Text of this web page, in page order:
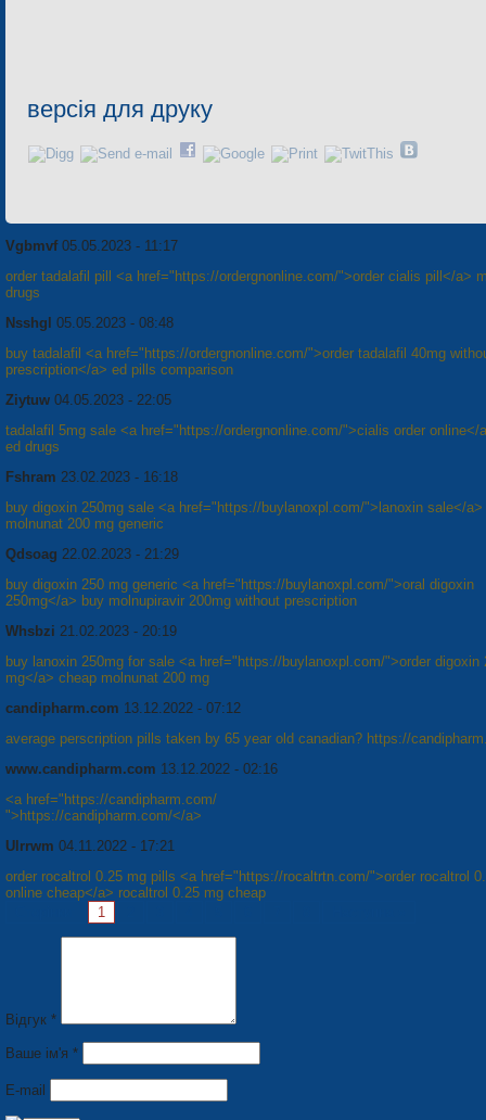
версія для друку
Vgbmvf 05.05.2023 - 11:17
order tadalafil pill <a href="https://ordergnonline.com/">order cialis pill</a>
drugs
Nsshgl 05.05.2023 - 08:48
buy tadalafil <a href="https://ordergnonline.com/">order tadalafil 40mg
prescription</a> ed pills comparison
Ziytuw 04.05.2023 - 22:05
tadalafil 5mg sale <a href="https://ordergnonline.com/">cialis order online</
ed drugs
Fshram 23.02.2023 - 16:18
buy digoxin 250mg sale <a href="https://buylanoxpl.com/">lanoxin sale</a>
molnunat 200 mg generic
Qdsoag 22.02.2023 - 21:29
buy digoxin 250 mg generic <a href="https://buylanoxpl.com/">oral digoxin
250mg</a> buy molnupiravir 200mg without prescription
Whsbzi 21.02.2023 - 20:19
buy lanoxin 250mg for sale <a href="https://buylanoxpl.com/">order digoxin
mg</a> cheap molnunat 200 mg
candipharm.com 13.12.2022 - 07:12
average perscription pills taken by 65 year old canadian? https://
www.candipharm.com 13.12.2022 - 02:16
<a href="https://candipharm.com/
">https://candipharm.com/</a>
Ulrrwm 04.11.2022 - 17:21
order rocaltrol 0.25 mg pills <a href="https://rocaltrtn.com/">order rocaltrol
online cheap</a> rocaltrol 0.25 mg cheap
1
Відгук *
Ваше ім'я *
E-mail